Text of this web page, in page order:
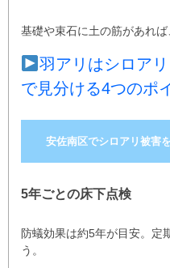
基礎や束石に土の筋があれば
羽アリはシロア
で見分ける4つのポ
安佐南区でシロアリ被害
5年ごとの床下点検
防蟻効果は約5年が目安。定
う。